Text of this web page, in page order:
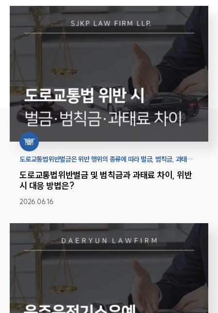
도로교통법위반벌금은 위반 행위의 종류에 따라 벌금, 범칙금, 과태료
방법까지 자세히 알아보겠습니다.
도로교통법위반벌금 및 범칙금과 과태료 차이, 위반
시 대응 방법은?
2026.06.16